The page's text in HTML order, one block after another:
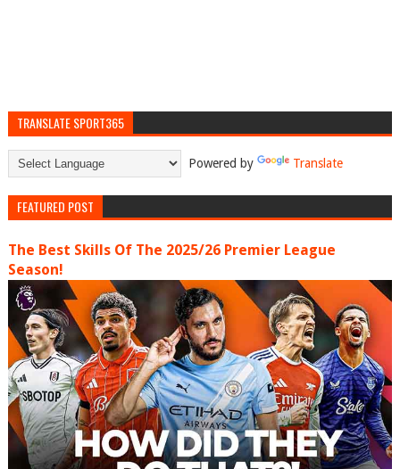
TRANSLATE SPORT365
Powered by Translate
FEATURED POST
The Best Skills Of The 2025/26 Premier League
Season!